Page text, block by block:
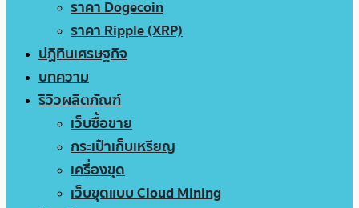
ราคา Dogecoin
ราคา Ripple (XRP)
ปฏิทินเศรษฐกิจ
บทความ
รีวิวผลิตภัณฑ์
เว็บซื้อขาย
กระเป๋าเก็บเหรียญ
เครื่องขุด
เว็บขุดแบบ Cloud Mining